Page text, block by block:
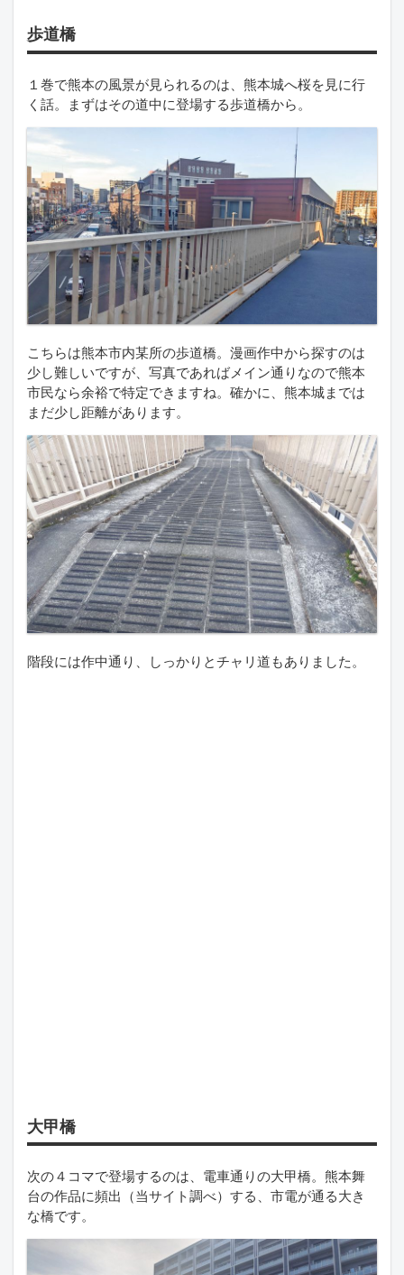
歩道橋
１巻で熊本の風景が見られるのは、熊本城へ桜を見に行
く話。まずはその道中に登場する歩道橋から。
こちらは熊本市内某所の歩道橋。漫画作中から探すのは
少し難しいですが、写真であればメイン通りなので熊本
市民なら余裕で特定できますね。確かに、熊本城までは
まだ少し距離があります。
階段には作中通り、しっかりとチャリ道もありました。
大甲橋
次の４コマで登場するのは、電車通りの大甲橋。熊本舞
台の作品に頻出（当サイト調べ）する、市電が通る大き
な橋です。